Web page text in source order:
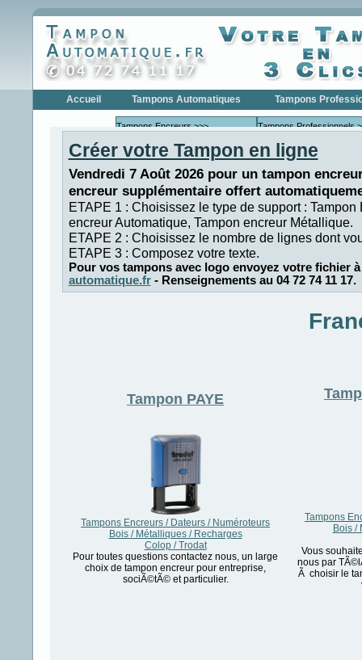
Accueil Tampons Automatiques
Tampons Encreurs >>>
Tampons Encreurs COLOP
Tampons Encreurs
TRODAT
Tampons Dateurs >>>
Tampons Dateurs COLOP
Tampons Dateurs TRODAT
Tampons Numéroteur >>>
Tampons Numéroteur
COLOP
Tampons Numéroteur
Tampons
Tampons Professionnels
Tampons
Tampons Dateurs >>>
Tampons
Tampons
Tampons
Tampons
Créer votre Tampon en ligne
Vendredi 7 Août 2026 pour un tampon
encreur supplémentaire offert
ETAPE 1 : Choisissez le type de support : Tampon
encreur Automatique, Tampon encreur Métallique.
ETAPE 2 : Choisissez le nombre de lignes dont
ETAPE 3 : Composez votre texte.
Pour vos tampons avec logo envoyez votre fichier
automatique.fr- Renseignements au 04 72 74 11 17.
Tampon PAYE
Tampons Encreurs / Dateurs / Numéroteurs
Bois / Métalliques / Recharges
Colop / Trodat
Pour toutes questions contactez nous, un large
choix de tampon encreur pour entreprise,
sociÃ©tÃ© et particulier.
Tampons
Bois /
Vous
nous par
Ã choisir le